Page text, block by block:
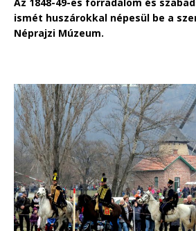
ismét huszárokkal népesül be a
Néprajzi Múzeum.